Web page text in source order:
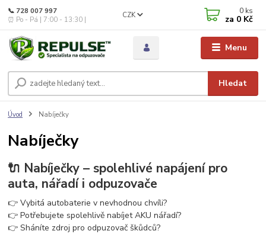
Menu
CZK
Hledat
📞 728 007 997
⏰ Po - Pá | 7:00 - 13:30 |
0 ks
za 0 Kč
Úvod Nabíječky
Nabíječky
🔌 Nabíječky – spolehlivé napájení pro
auta, nářadí i odpuzovače
👉 Vybitá autobaterie v nevhodnou chvíli?
👉 Potřebujete spolehlivě nabíjet AKU nářadí?
👉 Sháníte zdroj pro odpuzovač škůdců?